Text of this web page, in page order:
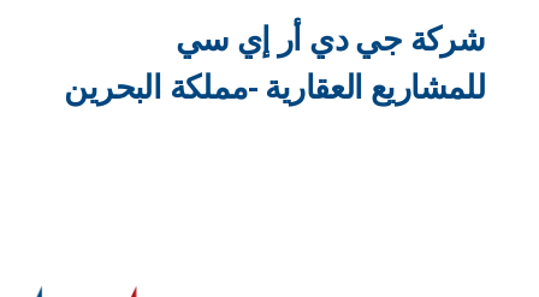
شركة جي دي أر إي سي
للمشاريع العقارية -مملكة البحرين